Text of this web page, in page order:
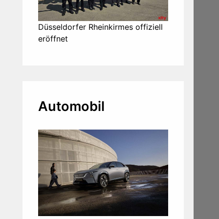
Düsseldorfer Rheinkirmes offiziell
eröffnet
Automobil